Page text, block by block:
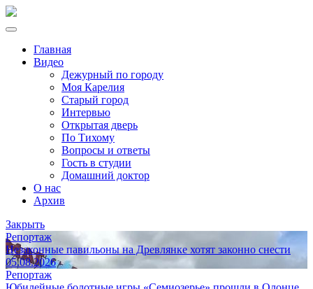
Главная
Видео
Дежурный по городу
Моя Карелия
Старый город
Интервью
Открытая дверь
По Тихому
Вопросы и ответы
Гость в студии
Домашний доктор
О нас
Архив
Закрыть
Репортаж
Незаконные павильоны на Древлянке хотят законно снести
05.08.2026
Репортаж